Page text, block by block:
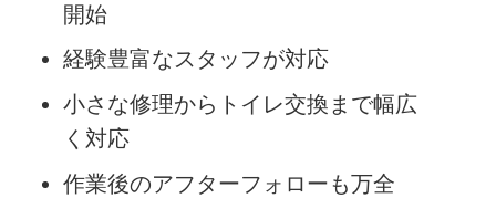
開始
経験豊富なスタッフが対応
小さな修理からトイレ交換まで幅広
く対応
作業後のアフターフォローも万全